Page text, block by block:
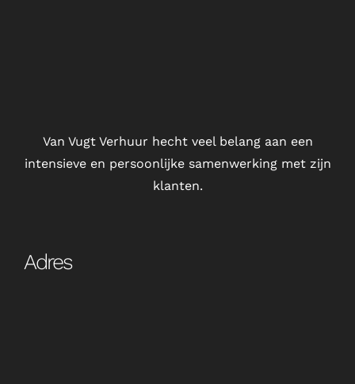
Van Vugt Verhuur hecht veel belang aan een
intensieve en persoonlijke samenwerking met zijn
klanten.
Adres